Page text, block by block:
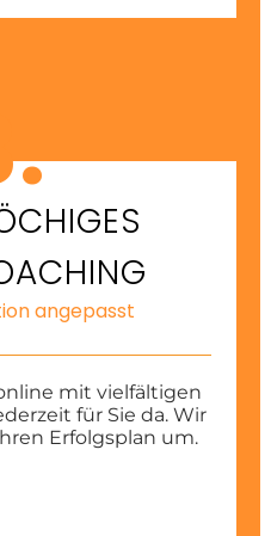
angepasst
mit vielfältigen
für Sie da. Wir
Erfolgsplan um.